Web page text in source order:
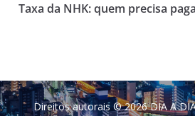
Taxa da NHK: quem precisa
Direitos autorais © 2026DIA A